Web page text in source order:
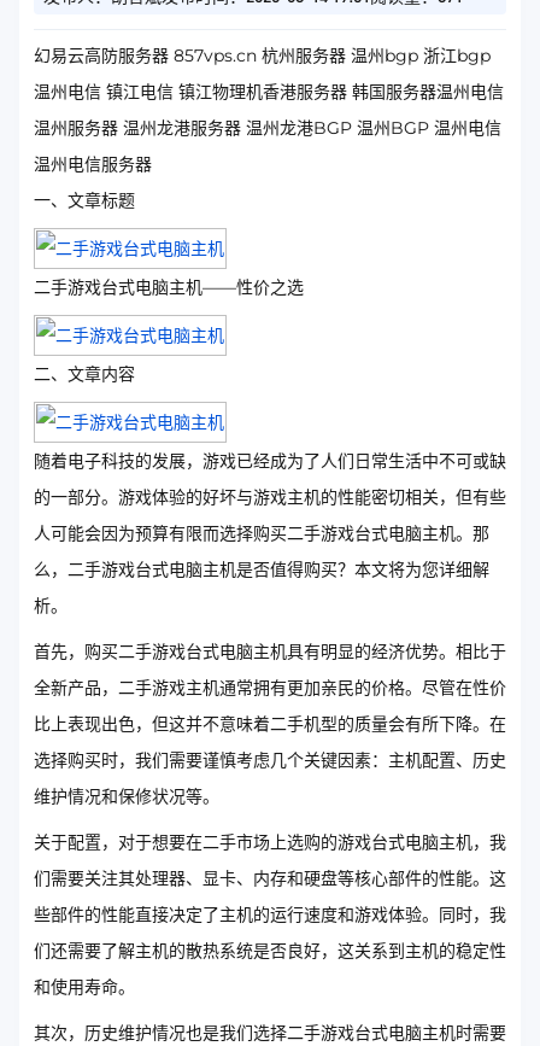
幻易云高防服务器 857vps.cn 杭州服务器 温州bgp 浙江bgp
温州电信 镇江电信 镇江物理机香港服务器 韩国服务器温州电信
温州服务器 温州龙港服务器 温州龙港BGP 温州BGP 温州电信
温州电信服务器
一、文章标题
二手游戏台式电脑主机——性价之选
二、文章内容
随着电子科技的发展，游戏已经成为了人们日常生活中不可或缺
的一部分。游戏体验的好坏与游戏主机的性能密切相关，但有些
人可能会因为预算有限而选择购买二手游戏台式电脑主机。那
么，二手游戏台式电脑主机是否值得购买？本文将为您详细解
析。
首先，购买二手游戏台式电脑主机具有明显的经济优势。相比于
全新产品，二手游戏主机通常拥有更加亲民的价格。尽管在性价
比上表现出色，但这并不意味着二手机型的质量会有所下降。在
选择购买时，我们需要谨慎考虑几个关键因素：主机配置、历史
维护情况和保修状况等。
关于配置，对于想要在二手市场上选购的游戏台式电脑主机，我
们需要关注其处理器、显卡、内存和硬盘等核心部件的性能。这
些部件的性能直接决定了主机的运行速度和游戏体验。同时，我
们还需要了解主机的散热系统是否良好，这关系到主机的稳定性
和使用寿命。
其次，历史维护情况也是我们选择二手游戏台式电脑主机时需要